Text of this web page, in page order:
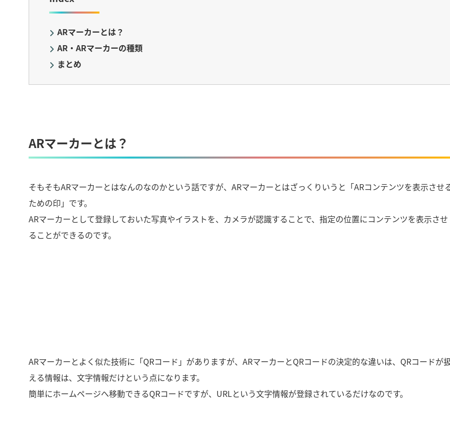
ARマーカーとは？
AR・ARマーカーの種類
まとめ
ARマーカーとは？
そもそもARマーカーとはなんのなのかという話ですが、ARマーカーとはざっくりいうと「ARコンテンツを表示させ
ための印」です。
ARマーカーとして登録しておいた写真やイラストを、カメラが認識することで、指定の位置にコンテンツを表示させ
ることができるのです。
ARマーカーとよく似た技術に「QRコード」がありますが、ARマーカーとQRコードの決定的な違いは、QRコードが
える情報は、文字情報だけという点になります。
簡単にホームページへ移動できるQRコードですが、URLという文字情報が登録されているだけなのです。